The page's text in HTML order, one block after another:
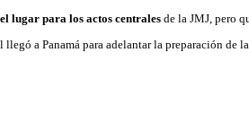
lugar para los actos centralesde la JMJ, pero
a Panamá para adelantar la preparación de